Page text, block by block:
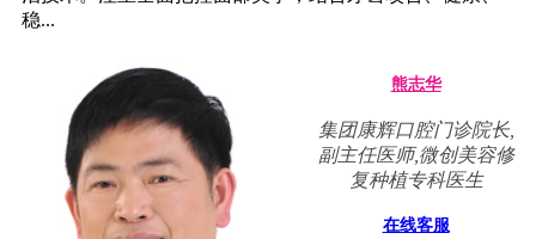
稳...
熊志华
集团康辉口腔门诊院长,
副主任医师,微创美容修
复种植专科医生
在线客服